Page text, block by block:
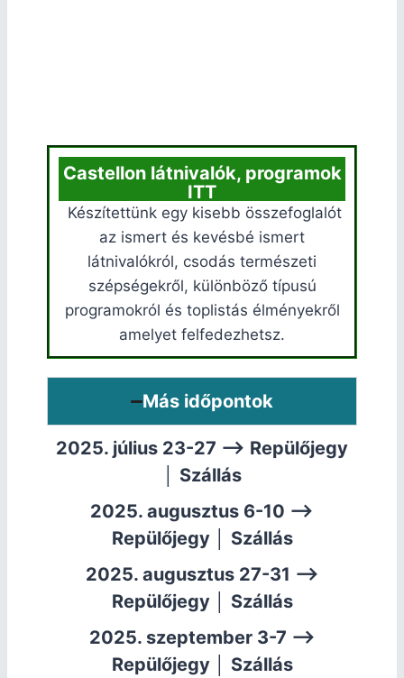
Castellon látnivalók, programok
ITT
Készítettünk egy kisebb összefoglalót
az ismert és kevésbé ismert
látnivalókról, csodás természeti
szépségekről, különböző típusú
programokról és toplistás élményekről
amelyet felfedezhetsz.
Más időpontok
2025. július 23-27 –> Repülőjegy
Szállás
2025. augusztus 6-10 –>
Repülőjegy│ Szállás
2025. augusztus 27-31 –>
Repülőjegy│ Szállás
2025. szeptember 3-7 –>
Repülőjegy│ Szállás